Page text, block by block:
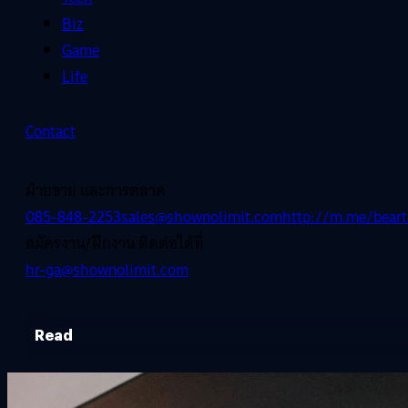
Biz
Game
Life
Contact
ฝ่ายขาย และการตลาด
085-848-2253sales@shownolimit.comhttp://m.me/
สมัครงาน/ฝึกงาน ติดต่อได้ที่
hr-ga@shownolimit.com
Read